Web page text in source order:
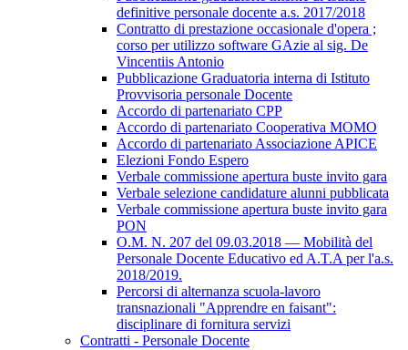
definitive personale docente a.s. 2017/2018
Contratto di prestazione occasionale d'opera ;
corso per utilizzo software GAzie al sig. De
Vincentiis Antonio
Pubblicazione Graduatoria interna di Istituto
Provvisoria personale Docente
Accordo di partenariato CPP
Accordo di partenariato Cooperativa MOMO
Accordo di partenariato Associazione APICE
Elezioni Fondo Espero
Verbale commissione apertura buste invito gara
Verbale selezione candidature alunni pubblicata
Verbale commissione apertura buste invito gara
PON
O.M. N. 207 del 09.03.2018 — Mobilità del
Personale Docente Educativo ed A.T.A per l'a.s.
2018/2019.
Percorsi di alternanza scuola-lavoro
transnazionali "Apprendre en faisant":
disciplinare di fornitura servizi
Contratti - Personale Docente